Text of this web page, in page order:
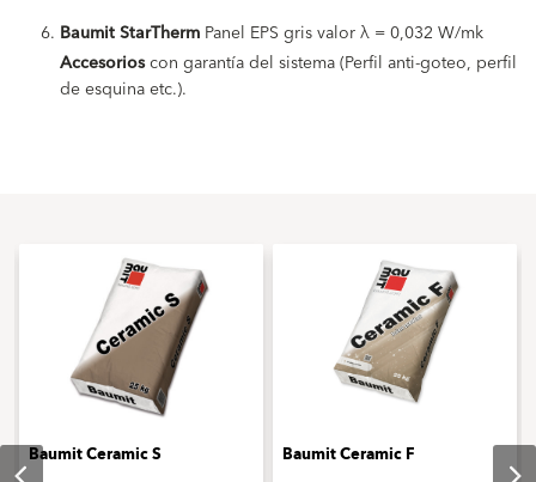
Baumit StarTherm Panel EPS gris valor λ = 0,032 W/mk
Accesorioscon garantía del sistema (Perfil anti-goteo, perfil
de esquina etc.).
Baumit Ceramic S Baumit Ceramic F